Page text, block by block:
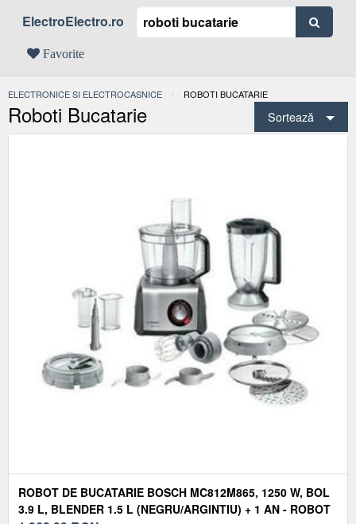
ElectroElectro.ro
Favorite
ELECTRONICE SI ELECTROCASNICE ACTUAL:
ROBOTI BUCATARIE
Roboti Bucatarie Sortează
ROBOT DE BUCATARIE BOSCH MC812M865, 1250 W, BOL
3.9 L, BLENDER 1.5 L (NEGRU/ARGINTIU) + 1 AN - ROBOT